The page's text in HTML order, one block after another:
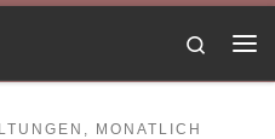
Search
MONATLICH